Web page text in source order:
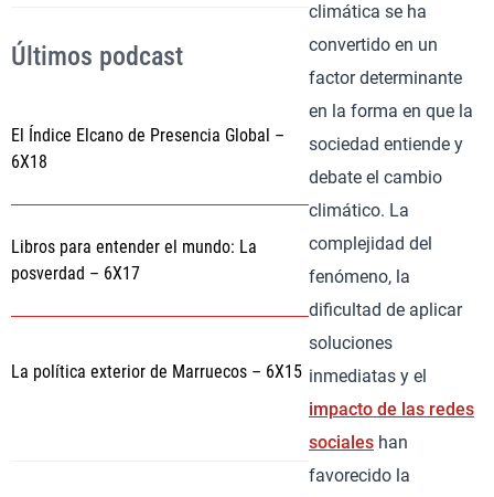
Últimos podcast
El Índice Elcano de Presencia Global –
6X18
Libros para entender el mundo: La
posverdad – 6X17
La política exterior de Marruecos – 6X15
climática se ha
convertido en un
factor determinante
en la forma en que la
sociedad entiende y
debate el cambio
climático. La
complejidad del
fenómeno, la
dificultad de aplicar
soluciones
inmediatas y el
impacto de las redes
sociales han
favorecido la